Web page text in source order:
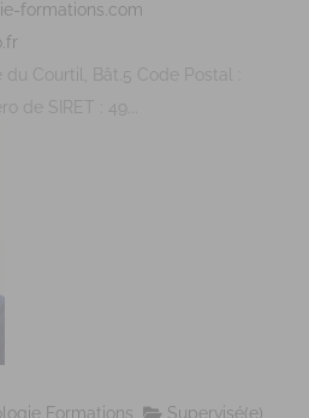
formations.com
Courtil, Bât.5 Code Postal :
de SIRET : 49...
Formations
Supervisé(e)